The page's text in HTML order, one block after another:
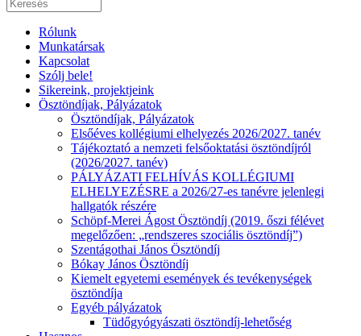
Rólunk
Munkatársak
Kapcsolat
Szólj bele!
Sikereink, projektjeink
Ösztöndíjak, Pályázatok
Ösztöndíjak, Pályázatok
Elsőéves kollégiumi elhelyezés 2026/2027. tanév
Tájékoztató a nemzeti felsőoktatási ösztöndíjról
(2026/2027. tanév)
PÁLYÁZATI FELHÍVÁS KOLLÉGIUMI
ELHELYEZÉSRE a 2026/27-es tanévre jelenlegi
hallgatók részére
Schöpf-Merei Ágost Ösztöndíj (2019. őszi félévet
megelőzően: „rendszeres szociális ösztöndíj”)
Szentágothai János Ösztöndíj
Bókay János Ösztöndíj
Kiemelt egyetemi események és tevékenységek
ösztöndíja
Egyéb pályázatok
Tüdőgyógyászati ösztöndíj-lehetőség